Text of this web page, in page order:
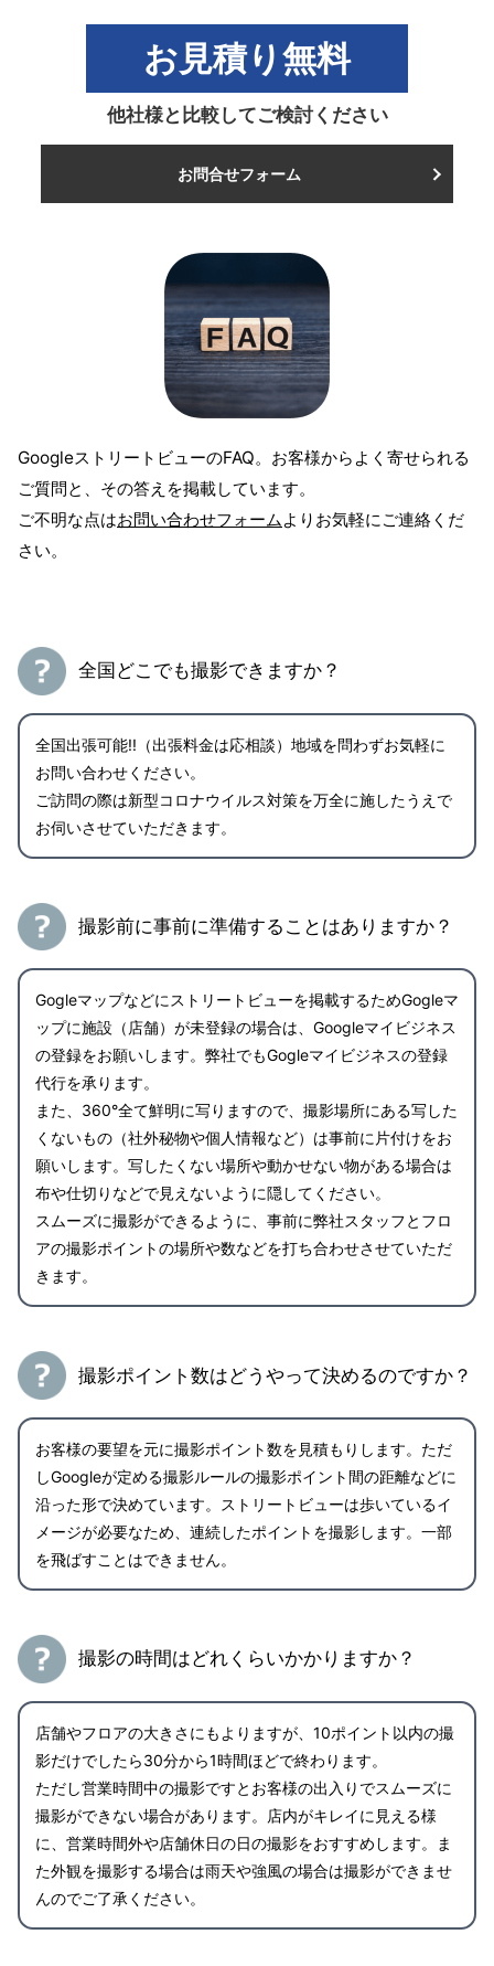
お見積り無料
他社様と比較してご検討ください
お問合せフォーム
GoogleストリートビューのFAQ。お客様からよく寄せられる
ご質問と、その答えを掲載しています。
ご不明な点はお問い合わせフォームよりお気軽にご連絡くだ
さい。
全国どこでも撮影できますか？
全国出張可能!!（出張料金は応相談）地域を問わずお気軽に
お問い合わせください。
ご訪問の際は新型コロナウイルス対策を万全に施したうえで
お伺いさせていただきます。
撮影前に事前に準備することはありますか？
Gogleマップなどにストリートビューを掲載するためGogleマ
ップに施設（店舗）が未登録の場合は、Googleマイビジネス
の登録をお願いします。弊社でもGogleマイビジネスの登録
代行を承ります。
また、360°全て鮮明に写りますので、撮影場所にある写した
くないもの（社外秘物や個人情報など）は事前に片付けをお
願いします。写したくない場所や動かせない物がある場合は
布や仕切りなどで見えないように隠してください。
スムーズに撮影ができるように、事前に弊社スタッフとフロ
アの撮影ポイントの場所や数などを打ち合わせさせていただ
きます。
撮影ポイント数はどうやって決めるのですか？
お客様の要望を元に撮影ポイント数を見積もりします。ただ
しGoogleが定める撮影ルールの撮影ポイント間の距離などに
沿った形で決めています。ストリートビューは歩いているイ
メージが必要なため、連続したポイントを撮影します。一部
を飛ばすことはできません。
撮影の時間はどれくらいかかりますか？
店舗やフロアの大きさにもよりますが、10ポイント以内の撮
影だけでしたら30分から1時間ほどで終わります。
ただし営業時間中の撮影ですとお客様の出入りでスムーズに
撮影ができない場合があります。店内がキレイに見える様
に、営業時間外や店舗休日の日の撮影をおすすめします。ま
た外観を撮影する場合は雨天や強風の場合は撮影ができませ
んのでご了承ください。